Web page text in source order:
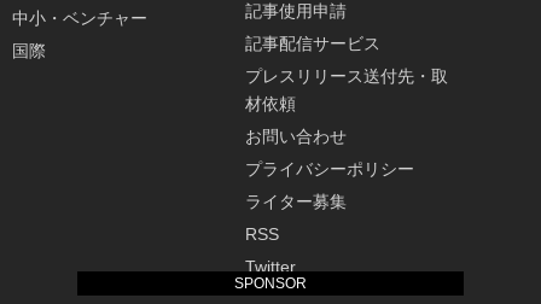
SPONSOR
中小・ベンチャー
国際
記事使用申請
記事配信サービス
プレスリリース送付先・取
材依頼
お問い合わせ
プライバシーポリシー
ライター募集
RSS
Twitter